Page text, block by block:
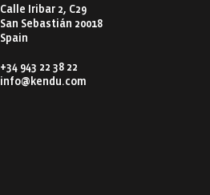
Calle Iribar 2, C29
San Sebastián 20018
Spain
+34 943 22 38 22
info@kendu.com